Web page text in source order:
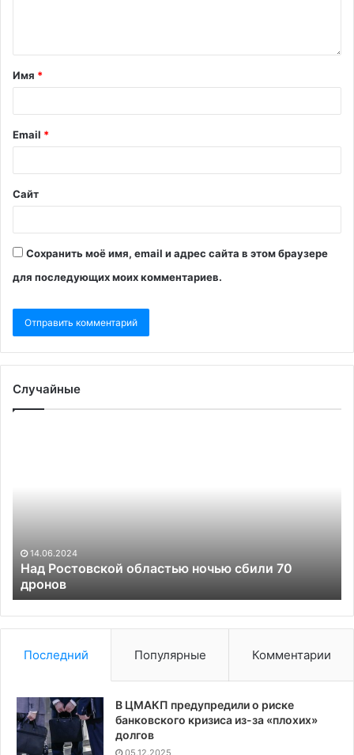
Имя *
Email *
Сайт
Сохранить моё имя, email и адрес сайта в этом браузере
для последующих моих комментариев.
Случайные
14.06.2024
Над Ростовской областью ночью сбили 70
дронов
Последний Популярные Комментарии
В ЦМАКП предупредили о риске
банковского кризиса из-за «плохих»
долгов
05.12.2025